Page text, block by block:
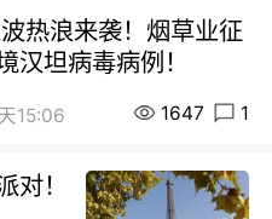
热浪来袭！烟草业征
汉坦病毒病例！
15:06 1647 1
对！